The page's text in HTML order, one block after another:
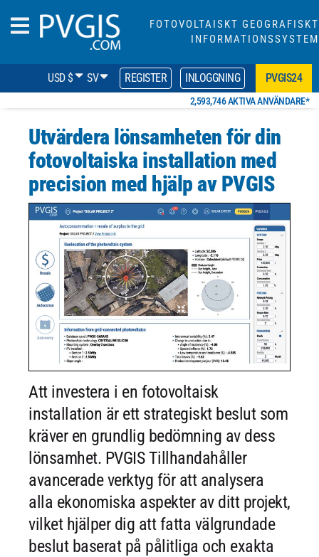
FOTOVOLTAISKT GEOGRAFISKT
INFORMATIONSSYSTEM
USD $ SV REGISTER INLOGGNING PVGIS24
2,593,746 AKTIVA ANVÄNDARE*
Utvärdera lönsamheten för din
fotovoltaiska installation med
precision med hjälp av PVGIS
Att investera i en fotovoltaisk
installation är ett strategiskt beslut som
kräver en grundlig bedömning av dess
lönsamhet. PVGIS Tillhandahåller
avancerade verktyg för att analysera
alla ekonomiska aspekter av ditt projekt,
vilket hjälper dig att fatta välgrundade
beslut baserat på pålitliga och exakta